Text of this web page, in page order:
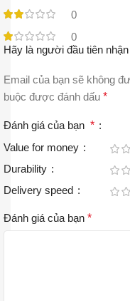
0
0
Hãy là người đầu tiên
Email của bạn sẽ không
buộc được đánh dấu *
Đánh giá của bạn *
Value for money
Durability
Delivery speed
Đánh giá của bạn *